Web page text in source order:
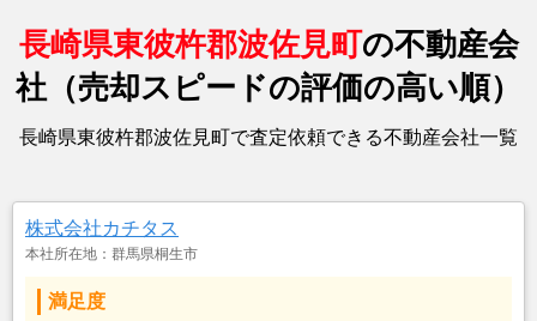
長崎県東彼杵郡波佐見町の不動産会
社（売却スピードの評価の高い順）
長崎県東彼杵郡波佐見町で査定依頼できる不動産会社一覧
株式会社カチタス
本社所在地：群馬県桐生市
満足度